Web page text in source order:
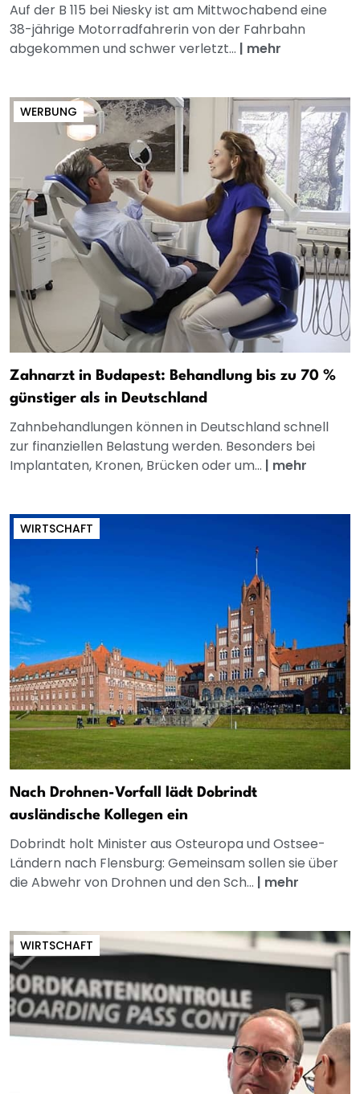
Auf der B 115 bei Niesky ist am Mittwochabend eine
38-jährige Motorradfahrerin von der Fahrbahn
abgekommen und schwer verletzt... | mehr
WERBUNG
Zahnarzt in Budapest: Behandlung bis zu 70 %
günstiger als in Deutschland
Zahnbehandlungen können in Deutschland schnell
zur finanziellen Belastung werden. Besonders bei
Implantaten, Kronen, Brücken oder um... | mehr
WIRTSCHAFT
Nach Drohnen-Vorfall lädt Dobrindt
ausländische Kollegen ein
Dobrindt holt Minister aus Osteuropa und Ostsee-
Ländern nach Flensburg: Gemeinsam sollen sie über
die Abwehr von Drohnen und den Sch... | mehr
WIRTSCHAFT